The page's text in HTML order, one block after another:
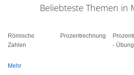
Beliebteste Themen in
Römische
Zahlen
Prozentrechnung
-
Mehr